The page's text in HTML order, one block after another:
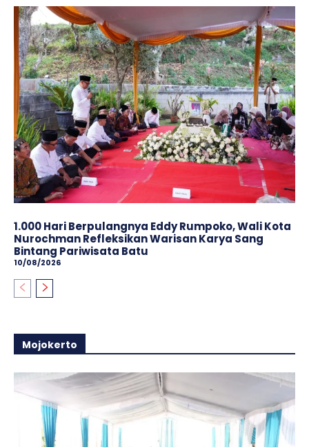
1.000 Hari Berpulangnya Eddy Rumpoko, Wali Kota
Nurochman Refleksikan Warisan Karya Sang
Bintang Pariwisata Batu
10/08/2026
Mojokerto